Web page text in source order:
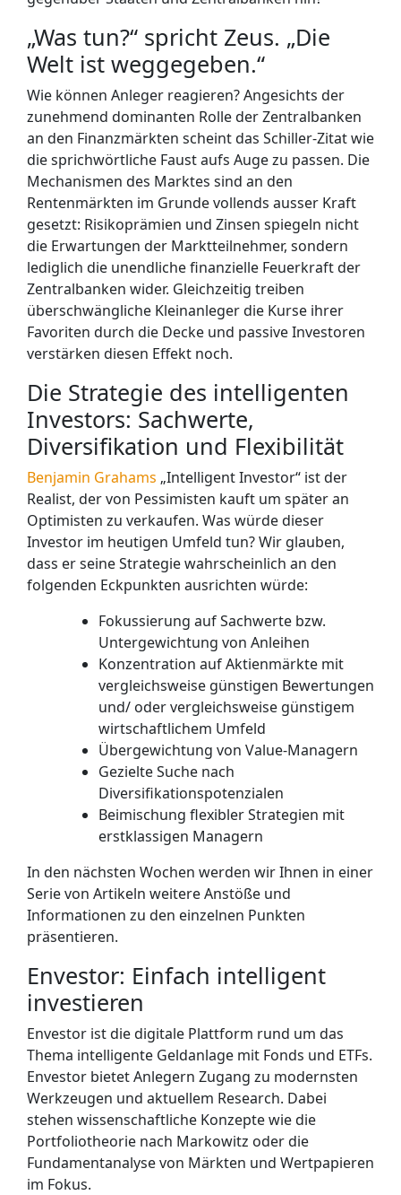
„Was tun?“ spricht Zeus. „Die
Welt ist weggegeben.“
Wie können Anleger reagieren? Angesichts der
zunehmend dominanten Rolle der Zentralbanken
an den Finanzmärkten scheint das Schiller-Zitat wie
die sprichwörtliche Faust aufs Auge zu passen. Die
Mechanismen des Marktes sind an den
Rentenmärkten im Grunde vollends ausser Kraft
gesetzt: Risikoprämien und Zinsen spiegeln nicht
die Erwartungen der Marktteilnehmer, sondern
lediglich die unendliche finanzielle Feuerkraft der
Zentralbanken wider. Gleichzeitig treiben
überschwängliche Kleinanleger die Kurse ihrer
Favoriten durch die Decke und passive Investoren
verstärken diesen Effekt noch.
Die Strategie des intelligenten
Investors: Sachwerte,
Diversifikation und Flexibilität
Benjamin Grahams „Intelligent Investor“ ist der
Realist, der von Pessimisten kauft um später an
Optimisten zu verkaufen. Was würde dieser
Investor im heutigen Umfeld tun? Wir glauben,
dass er seine Strategie wahrscheinlich an den
folgenden Eckpunkten ausrichten würde:
Fokussierung auf Sachwerte bzw.
Untergewichtung von Anleihen
Konzentration auf Aktienmärkte mit
vergleichsweise günstigen Bewertungen
und/ oder vergleichsweise günstigem
wirtschaftlichem Umfeld
Übergewichtung von Value-Managern
Gezielte Suche nach
Diversifikationspotenzialen
Beimischung flexibler Strategien mit
erstklassigen Managern
In den nächsten Wochen werden wir Ihnen in einer
Serie von Artikeln weitere Anstöße und
Informationen zu den einzelnen Punkten
präsentieren.
Envestor: Einfach intelligent
investieren
Envestor ist die digitale Plattform rund um das
Thema intelligente Geldanlage mit Fonds und ETFs.
Envestor bietet Anlegern Zugang zu modernsten
Werkzeugen und aktuellem Research. Dabei
stehen wissenschaftliche Konzepte wie die
Portfoliotheorie nach Markowitz oder die
Fundamentanalyse von Märkten und Wertpapieren
im Fokus.